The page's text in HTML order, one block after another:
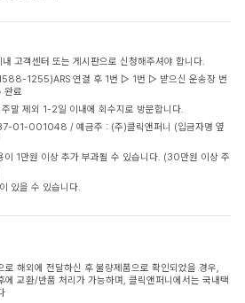
고객센터 또는 게시판으로 신청해주셔야 합니다.
1255)ARS 연결 후 1번 ▷ 1번 ▷ 받으신 운송장 번
완료
말 제외 1-2일 이내에 회수지로 방문합니다.
01-001048 / 예금주 : (주)클릭앤퍼니 (입금자명 옆
이 1만원 이상 추가 부과될 수 있습니다. (30만원 이상 주
있을 수 있습니다.
로 해외에 전달하신 후 불량제품으로 확인되었을 경우,
에 교환/반품 처리가 가능하며, 클릭앤퍼니에서는 국내택